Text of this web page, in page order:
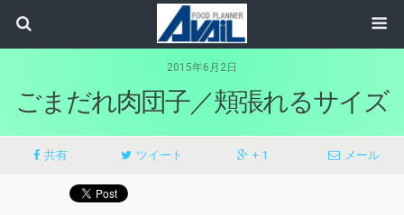
2015年6月2日
ごまだれ肉団子／頬張れるサイズ
共有 ツイート + 1 メール